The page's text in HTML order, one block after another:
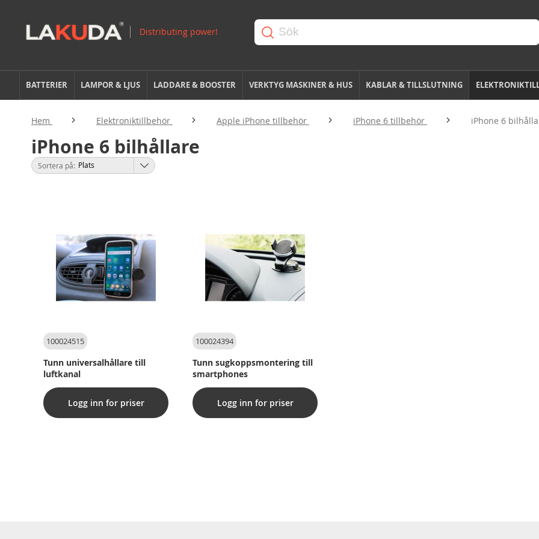
BATTERIER LAMPOR & LJUS LADDARE & BOOSTER VERKTYG MASKINER & HUS KABLAR & TILLSLUTNING
Hem Elektroniktillbehör Apple iPhone tillbehör iPhone 6 tillbehör iPhone 6
iPhone 6 bilhållare
Sortera på
100024515
Tunn universalhållare till
luftkanal
Logg inn for priser
100024394
Tunn sugkoppsmontering till
smartphones
Logg inn for priser